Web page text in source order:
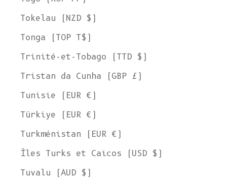
Tokelau (NZD $)
Tonga (TOP T$)
Trinité-et-Tobago (TTD $)
Tristan da Cunha (GBP £)
Tunisie (EUR €)
Türkiye (EUR €)
Turkménistan (EUR €)
Îles Turks et Caicos (USD $)
Tuvalu (AUD $)